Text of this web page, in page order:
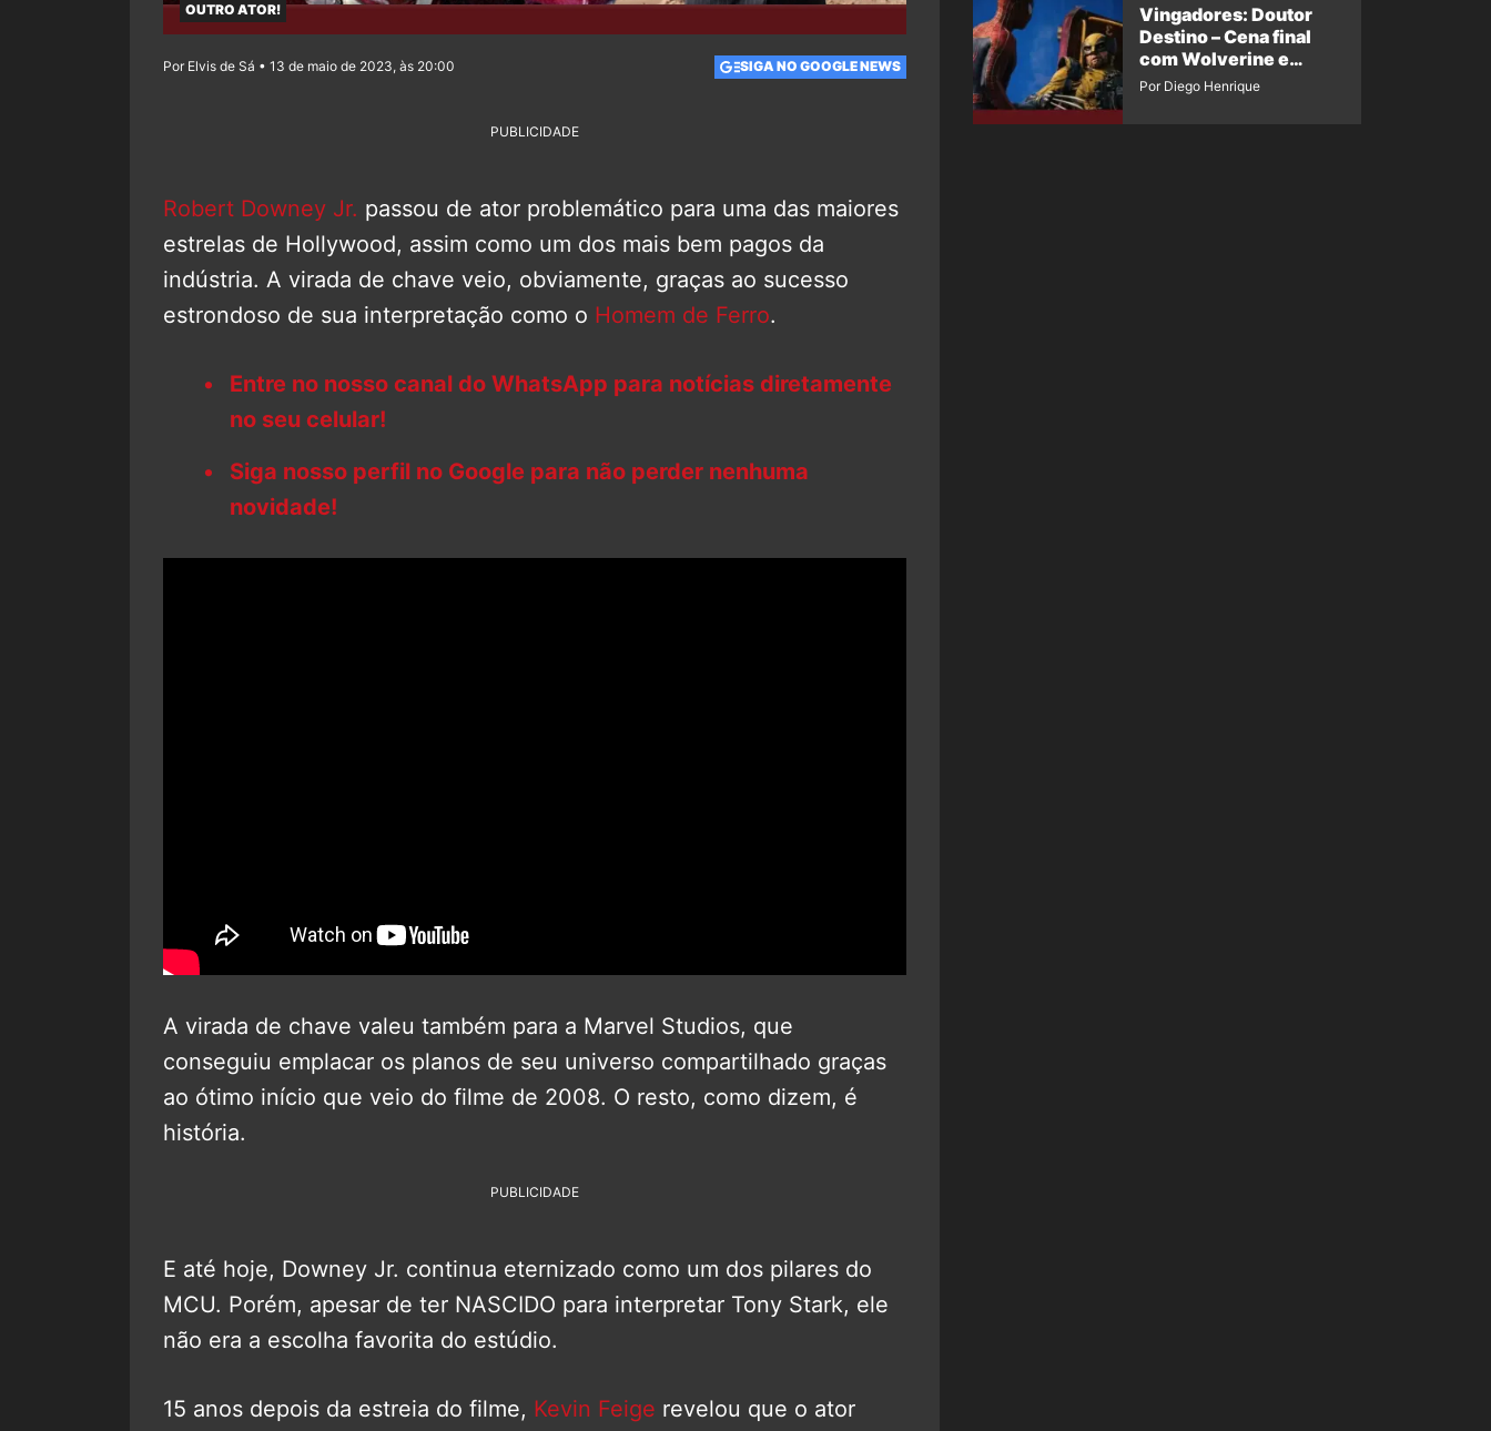
OUTRO ATOR!
Por Elvis de Sá • 13 de maio de 2023, às 20:00 SIGA NO GOOGLE NEWS
PUBLICIDADE
Robert Downey Jr. passou de ator problemático para uma das maiores
estrelas de Hollywood, assim como um dos mais bem pagos da
indústria. A virada de chave veio, obviamente, graças ao sucesso
estrondoso de sua interpretação como o Homem de Ferro.
Entre no nosso canal do WhatsApp para notícias diretamente
no seu celular!
Siga nosso perfil no Google para não perder nenhuma
novidade!
A virada de chave valeu também para a Marvel Studios, que
conseguiu emplacar os planos de seu universo compartilhado graças
ao ótimo início que veio do filme de 2008. O resto, como dizem, é
história.
PUBLICIDADE
E até hoje, Downey Jr. continua eternizado como um dos pilares do
MCU. Porém, apesar de ter NASCIDO para interpretar Tony Stark, ele
não era a escolha favorita do estúdio.
15 anos depois da estreia do filme, Kevin Feige revelou que o ator
Vingadores: Doutor
Destino – Cena final
com Wolverine e
Homem-Aranha de
Por Diego Henrique